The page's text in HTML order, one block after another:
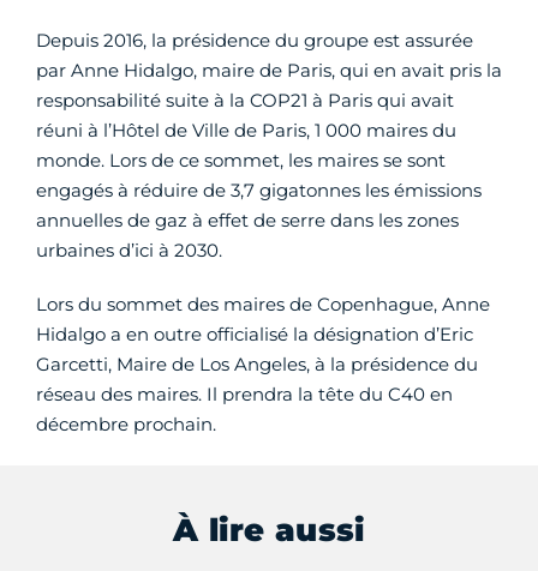
Depuis 2016, la présidence du groupe est assurée
par Anne Hidalgo, maire de Paris, qui en avait pris la
responsabilité suite à la COP21 à Paris qui avait
réuni à l’Hôtel de Ville de Paris, 1 000 maires du
monde. Lors de ce sommet, les maires se sont
engagés à réduire de 3,7 gigatonnes les émissions
annuelles de gaz à effet de serre dans les zones
urbaines d’ici à 2030.
Lors du sommet des maires de Copenhague, Anne
Hidalgo a en outre officialisé la désignation d’Eric
Garcetti, Maire de Los Angeles, à la présidence du
réseau des maires. Il prendra la tête du C40 en
décembre prochain.
À lire aussi